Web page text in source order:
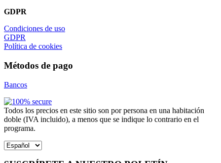
GDPR
Condiciones de uso
GDPR
Política de cookies
Métodos de pago
Bancos
Todos los precios en este sitio son por persona en una habitación
doble (IVA incluido), a menos que se indique lo contrario en el
programa.
Elegir